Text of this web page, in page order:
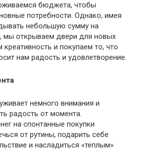
бюджета, чтобы
потребности. Однако, имея
небольшую сумму на
мы открываем двери для новых
и покупаем то, что
нам радость и удовлетворение.
немного внимания и
радость от момента.
на спонтанные покупки
от рутины, подарить себе
и насладиться «теплым»